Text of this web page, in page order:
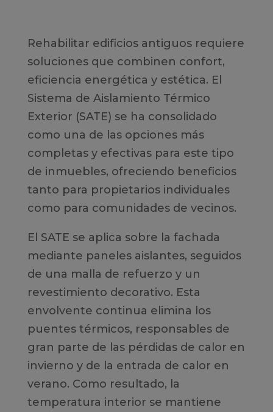
Rehabilitar edificios antiguos requiere
soluciones que combinen confort,
eficiencia energética y estética. El
Sistema de Aislamiento Térmico
Exterior (SATE) se ha consolidado
como una de las opciones más
completas y efectivas para este tipo
de inmuebles, ofreciendo beneficios
tanto para propietarios individuales
como para comunidades de vecinos.
El SATE se aplica sobre la fachada
mediante paneles aislantes, seguidos
de una malla de refuerzo y un
revestimiento decorativo. Esta
envolvente continua elimina los
puentes térmicos, responsables de
gran parte de las pérdidas de calor en
invierno y de la entrada de calor en
verano. Como resultado, la
temperatura interior se mantiene